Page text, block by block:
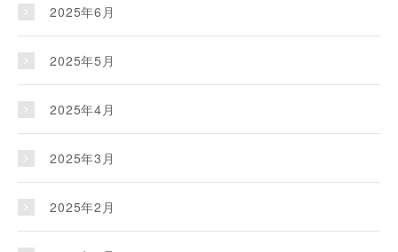
2025年6月
2025年5月
2025年4月
2025年3月
2025年2月